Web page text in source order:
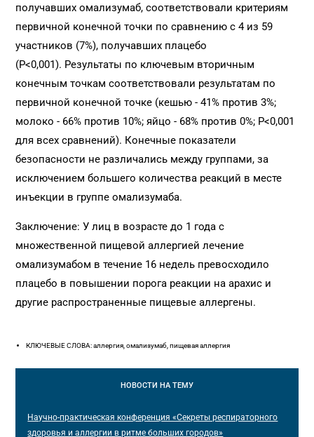
получавших омализумаб, соответствовали критериям
первичной конечной точки по сравнению с 4 из 59
участников (7%), получавших плацебо
(Р<0,001). Результаты по ключевым вторичным
конечным точкам соответствовали результатам по
первичной конечной точке (кешью - 41% против 3%;
молоко - 66% против 10%; яйцо - 68% против 0%; P<0,001
для всех сравнений). Конечные показатели
безопасности не различались между группами, за
исключением большего количества реакций в месте
инъекции в группе омализумаба.
Заключение: У лиц в возрасте до 1 года с
множественной пищевой аллергией лечение
омализумабом в течение 16 недель превосходило
плацебо в повышении порога реакции на арахис и
другие распространенные пищевые аллергены.
КЛЮЧЕВЫЕ СЛОВА: аллергия, омализумаб, пищевая аллергия
НОВОСТИ НА ТЕМУ
Научно-практическая конференция «Секреты респираторного
здоровья и аллергии в ритме больших городов»